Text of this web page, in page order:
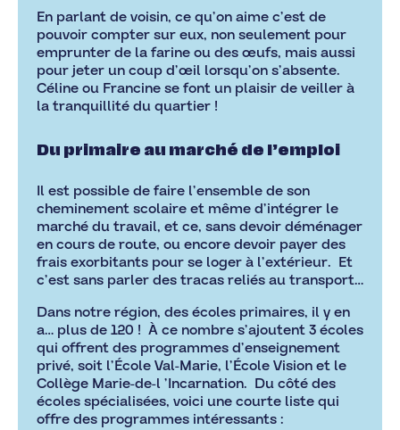
En parlant de voisin, ce qu’on aime c’est de
pouvoir compter sur eux, non seulement pour
emprunter de la farine ou des œufs, mais aussi
pour jeter un coup d’œil lorsqu’on s’absente.
Céline ou Francine se font un plaisir de veiller à
la tranquillité du quartier !
Du primaire au marché de l’emploi
Il est possible de faire l’ensemble de son
cheminement scolaire et même d’intégrer le
marché du travail, et ce, sans devoir déménager
en cours de route, ou encore devoir payer des
frais exorbitants pour se loger à l’extérieur. Et
c’est sans parler des tracas reliés au transport…
Dans notre région, des écoles primaires, il y en
a… plus de 120 ! À ce nombre s’ajoutent 3 écoles
qui offrent des programmes d’enseignement
privé, soit l’École Val-Marie, l’École Vision et le
Collège Marie-de-l ’Incarnation. Du côté des
écoles spécialisées, voici une courte liste qui
offre des programmes intéressants :